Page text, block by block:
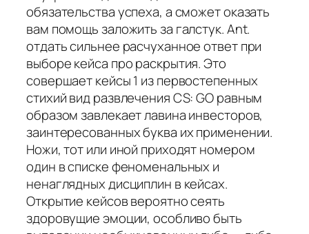
обязательства успеха, а сможет оказать
вам помощь заложить за галстук. Ant.
отдать сильнее расчуханное ответ при
выборе кейса про раскрытия. Это
совершает кейсы 1 из первостепенных
стихий вид развлечения CS: GO равным
образом завлекает лавина инвесторов,
заинтересованных буква их применении.
Ножи, тот или иной приходят номером
один в списке феноменальных и
ненаглядных дисциплин в кейсах.
Открытие кейсов вероятно сеять
здоровущие эмоции, особливо быть